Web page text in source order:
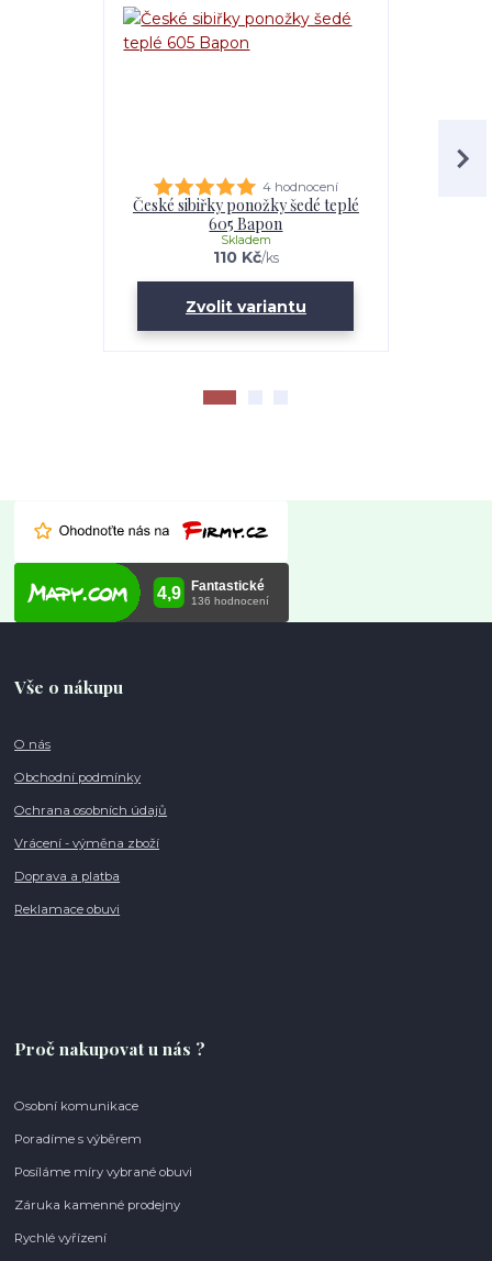
4 hodnocení
České sibiřky ponožky šedé teplé
605 Bapon
110 Kč/ks
Skladem
Zvolit variantu
Vše o nákupu
O nás
Obchodní podmínky
Ochrana osobních údajů
Vrácení - výměna zboží
Doprava a platba
Reklamace obuvi
Proč nakupovat u nás ?
Osobní komunikace
Poradíme s výběrem
Posíláme míry vybrané obuvi
Záruka kamenné prodejny
Rychlé vyřízení